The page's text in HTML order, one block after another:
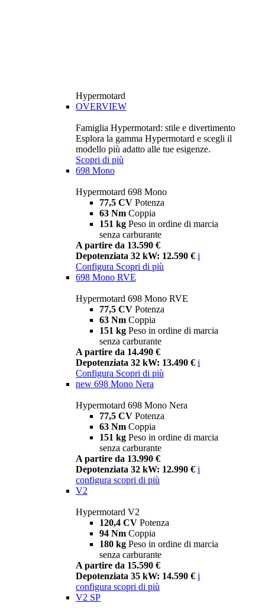
Hypermotard
OVERVIEW
Famiglia Hypermotard: stile e divertimento
Esplora la gamma Hypermotard e scegli il
modello più adatto alle tue esigenze.
Scopri di più
698 Mono
Hypermotard 698 Mono
77,5 CV Potenza
63 Nm Coppia
151 kg Peso in ordine di marcia
senza carburante
A partire da 13.590 €
Depotenziata 32 kW: 12.590 € i
Configura Scopri di più
698 Mono RVE
Hypermotard 698 Mono RVE
77,5 CV Potenza
63 Nm Coppia
151 kg Peso in ordine di marcia
senza carburante
A partire da 14.490 €
Depotenziata 32 kW: 13.490 € i
Configura Scopri di più
new 698 Mono Nera
Hypermotard 698 Mono Nera
77,5 CV Potenza
63 Nm Coppia
151 kg Peso in ordine di marcia
senza carburante
A partire da 13.990 €
Depotenziata 32 kW: 12.990 € i
configura scopri di più
V2
Hypermotard V2
120,4 CV Potenza
94 Nm Coppia
180 kg Peso in ordine di marcia
senza carburante
A partire da 15.590 €
Depotenziata 35 kW: 14.590 € i
configura scopri di più
V2 SP